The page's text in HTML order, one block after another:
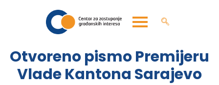
Otvoreno pismo Premijeru
Vlade Kantona Sarajevo